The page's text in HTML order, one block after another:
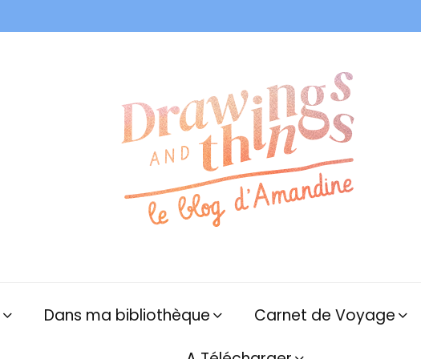
Dans ma bibliothèque Carnet de Voyage